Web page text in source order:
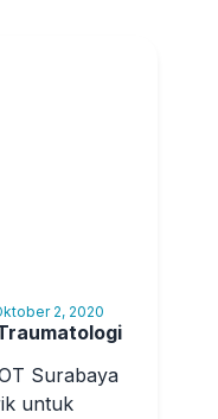
2, 2020
Surabaya
untuk